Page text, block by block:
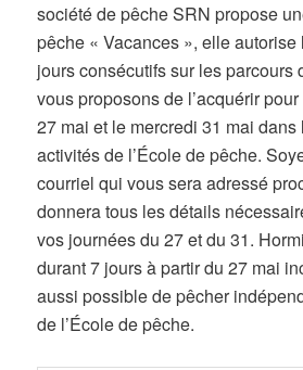
société de pêche SRN propose
pêche « Vacances », elle
jours consécutifs sur les parcours
vous proposons de l’acquérir
27 mai et le mercredi 31 mai dans
activités de l’École de pêche.
courriel qui vous sera adressé
donnera tous les détails
vos journées du 27 et du 31.
durant 7 jours à partir du 27 mai
aussi possible de pêcher
de l’École de pêche.